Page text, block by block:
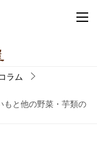
ラム
もと他の野菜・芋類の